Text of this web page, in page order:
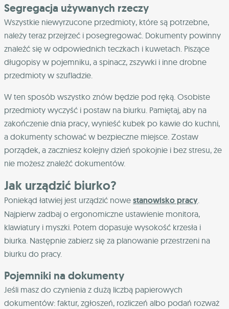
Segregacja używanych rzeczy
Wszystkie niewyrzucone przedmioty, które są potrzebne,
należy teraz przejrzeć i posegregować. Dokumenty powinny
znaleźć się w odpowiednich teczkach i kuwetach. Piszące
długopisy w pojemniku, a spinacz, zszywki i inne drobne
przedmioty w szufladzie.
W ten sposób wszystko znów będzie pod ręką. Osobiste
przedmioty wyczyść i postaw na biurku. Pamiętaj, aby na
zakończenie dnia pracy, wynieść kubek po kawie do kuchni,
a dokumenty schować w bezpieczne miejsce. Zostaw
porządek, a zaczniesz kolejny dzień spokojnie i bez stresu, że
nie możesz znaleźć dokumentów.
Jak urządzić biurko?
Poniekąd łatwiej jest urządzić nowe stanowisko pracy.
Najpierw zadbaj o ergonomiczne ustawienie monitora,
klawiatury i myszki. Potem dopasuje wysokość krzesła i
biurka. Następnie zabierz się za planowanie przestrzeni na
biurku do pracy.
Pojemniki na dokumenty
Jeśli masz do czynienia z dużą liczbą papierowych
dokumentów: faktur, zgłoszeń, rozliczeń albo podań rozważ